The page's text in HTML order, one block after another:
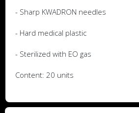
- Sharp KWADRON needles
- Hard medical plastic
- Sterilized with EO gas
Content: 20 units